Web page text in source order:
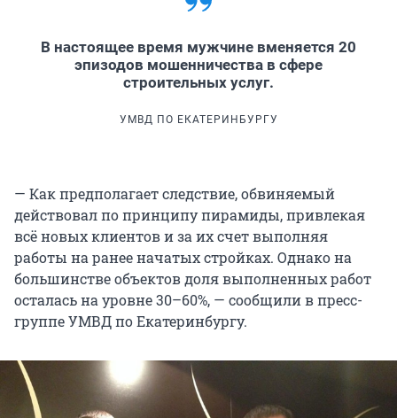
В настоящее время мужчине вменяется 20
эпизодов мошенничества в сфере
строительных услуг.
УМВД ПО ЕКАТЕРИНБУРГУ
— Как предполагает следствие, обвиняемый
действовал по принципу пирамиды, привлекая
всё новых клиентов и за их счет выполняя
работы на ранее начатых стройках. Однако на
большинстве объектов доля выполненных работ
осталась на уровне 30–60%, — сообщили в пресс-
группе УМВД по Екатеринбургу.